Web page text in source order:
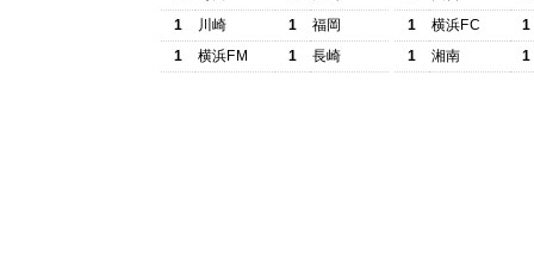
1
川崎 1
福岡
1
横浜FM 1 長崎
1
横浜FC
1
1
湘南 1